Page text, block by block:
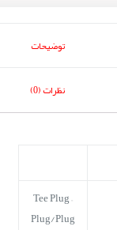
توضیحات
نظرات (0)
Tee Plug –
Plug/Plug